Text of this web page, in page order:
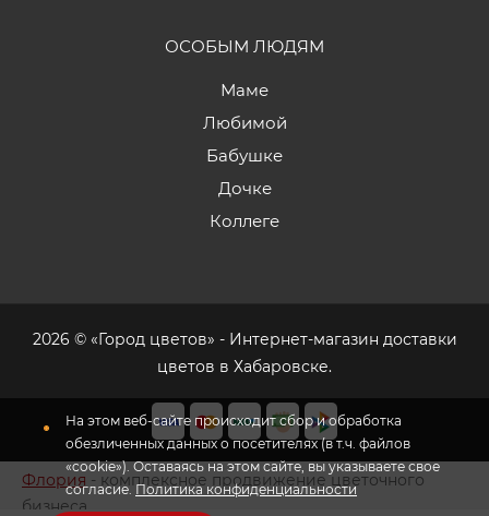
ОСОБЫМ ЛЮДЯМ
Маме
Любимой
Бабушке
Дочке
Коллеге
2026 © «Город цветов» - Интернет-магазин доставки
цветов в Хабаровске.
Флория - комплексное продвижение цветочного
бизнеса